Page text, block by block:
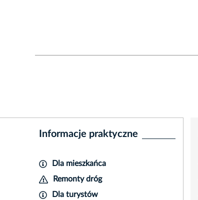
Informacje praktyczne
Dla mieszkańca
Remonty dróg
Dla turystów